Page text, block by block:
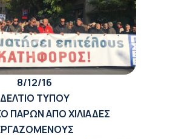
8/12/16
ΔΕΛΤΙΟ ΤΥΠΟΥ
ΠΑΡΩΝ ΑΠΟ ΧΙΛΙΑΔΕΣ